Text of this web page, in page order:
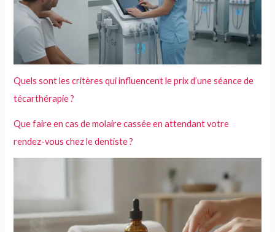
Quels sont les critères qui influencent le prix d’une séance de
técarthérapie ?
Que faire en cas de molaire cassée en attendant votre
rendez-vous chez le dentiste ?